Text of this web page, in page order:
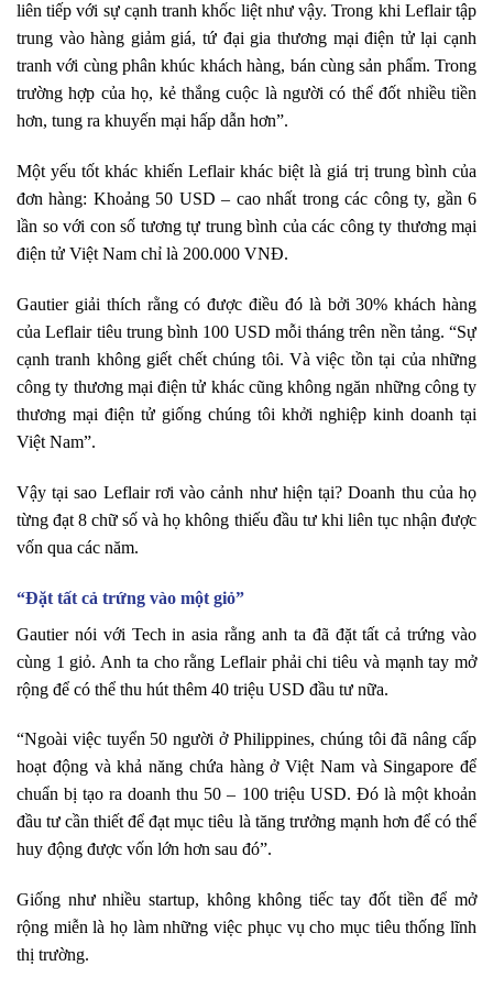
liên tiếp với sự cạnh tranh khốc liệt như vậy. Trong khi Leflair tập
trung vào hàng giảm giá, tứ đại gia thương mại điện tử lại cạnh
tranh với cùng phân khúc khách hàng, bán cùng sản phẩm. Trong
trường hợp của họ, kẻ thắng cuộc là người có thể đốt nhiều tiền
hơn, tung ra khuyến mại hấp dẫn hơn”.
Một yếu tốt khác khiến Leflair khác biệt là giá trị trung bình của
đơn hàng: Khoảng 50 USD – cao nhất trong các công ty, gần 6
lần so với con số tương tự trung bình của các công ty thương mại
điện tử Việt Nam chỉ là 200.000 VNĐ.
Gautier giải thích rằng có được điều đó là bởi 30% khách hàng
của Leflair tiêu trung bình 100 USD mỗi tháng trên nền tảng. “Sự
cạnh tranh không giết chết chúng tôi. Và việc tồn tại của những
công ty thương mại điện tử khác cũng không ngăn những công ty
thương mại điện tử giống chúng tôi khởi nghiệp kinh doanh tại
Việt Nam”.
Vậy tại sao Leflair rơi vào cảnh như hiện tại? Doanh thu của họ
từng đạt 8 chữ số và họ không thiếu đầu tư khi liên tục nhận được
vốn qua các năm.
“Đặt tất cả trứng vào một giỏ”
Gautier nói với Tech in asia rằng anh ta đã đặt tất cả trứng vào
cùng 1 giỏ. Anh ta cho rằng Leflair phải chi tiêu và mạnh tay mở
rộng để có thể thu hút thêm 40 triệu USD đầu tư nữa.
“Ngoài việc tuyển 50 người ở Philippines, chúng tôi đã nâng cấp
hoạt động và khả năng chứa hàng ở Việt Nam và Singapore để
chuẩn bị tạo ra doanh thu 50 – 100 triệu USD. Đó là một khoản
đầu tư cần thiết để đạt mục tiêu là tăng trưởng mạnh hơn để có thể
huy động được vốn lớn hơn sau đó”.
Giống như nhiều startup, không không tiếc tay đốt tiền để mở
rộng miễn là họ làm những việc phục vụ cho mục tiêu thống lĩnh
thị trường.